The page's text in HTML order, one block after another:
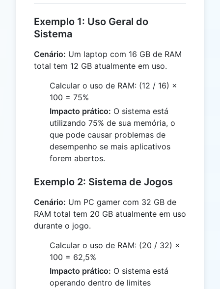
Exemplo 1: Uso Geral do
Sistema
Cenário: Um laptop com 16 GB de RAM
total tem 12 GB atualmente em uso.
Calcular o uso de RAM: (12 / 16) ×
100 = 75%
Impacto prático: O sistema está
utilizando 75% de sua memória, o
que pode causar problemas de
desempenho se mais aplicativos
forem abertos.
Exemplo 2: Sistema de Jogos
Cenário: Um PC gamer com 32 GB de
RAM total tem 20 GB atualmente em uso
durante o jogo.
Calcular o uso de RAM: (20 / 32) ×
100 = 62,5%
Impacto prático: O sistema está
operando dentro de limites